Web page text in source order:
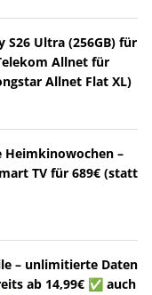
S26 Ultra (256GB) für
Allnet für
Allnet Flat XL)
Heimkinowochen –
TV für 689€ (statt
– unlimitierte Daten
ab 14,99€ ✅ auch